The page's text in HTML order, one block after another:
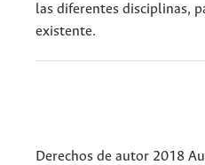
las diferentes disciplinas,
existente.
Derechos de autor 2018